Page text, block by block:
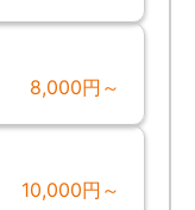
8,000円～
10,000円～